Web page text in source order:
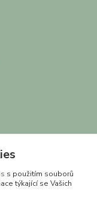
s použitím souborů
týkající se Vašich